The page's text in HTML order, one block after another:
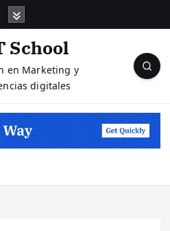
School
en Marketing y
digitales